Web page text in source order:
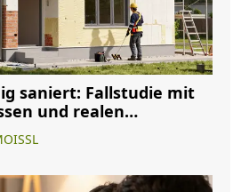
saniert: Fallstudie mit
und realen